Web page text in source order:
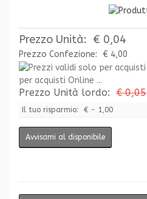
Prezzo Unità: € 0,04
Prezzo Confezione:
€ 4,00
per acquisti Online ...
Prezzo Unità lordo: € 0,05
Il tuo risparmio: € - 1,00
Avvisami al disponibile